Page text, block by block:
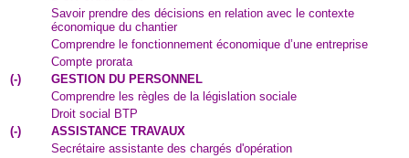
Savoir prendre des décisions en relation avec le contexte
économique du chantier
Comprendre le fonctionnement économique d’une entreprise
Compte prorata
(-)
GESTION DU PERSONNEL
Comprendre les règles de la législation sociale
Droit social BTP
(-)
ASSISTANCE TRAVAUX
Secrétaire assistante des chargés d'opération